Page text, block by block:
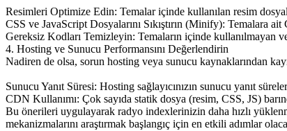
Resimleri Optimize Edin: Temalar içinde kullanılan resim
CSS ve JavaScript Dosyalarını Sıkıştırın (Minify): Temalara
Gereksiz Kodları Temizleyin: Temaların içinde kullanılmayan
4. Hosting ve Sunucu Performansını Değerlendirin
Nadiren de olsa, sorun hosting veya sunucu kaynaklarından
Sunucu Yanıt Süresi: Hosting sağlayıcınızın sunucu yanıt
CDN Kullanımı: Çok sayıda statik dosya (resim, CSS, JS)
Bu önerileri uygulayarak radyo indexlerinizin daha hızlı
mekanizmalarını araştırmak başlangıç için en etkili adımlar